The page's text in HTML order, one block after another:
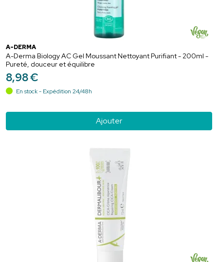
A-DERMA
A-Derma Biology AC Gel Moussant Nettoyant Purifiant - 200ml -
Pureté, douceur et équilibre
8,98€
En stock - Expédition 24/48h
Ajouter